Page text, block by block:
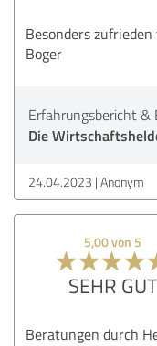
Besonders
Boger
Erfahrungsbericht &
Die
24.04.2023 Anonym
5,00 von 5
SEHR GUT
Beratungen durch